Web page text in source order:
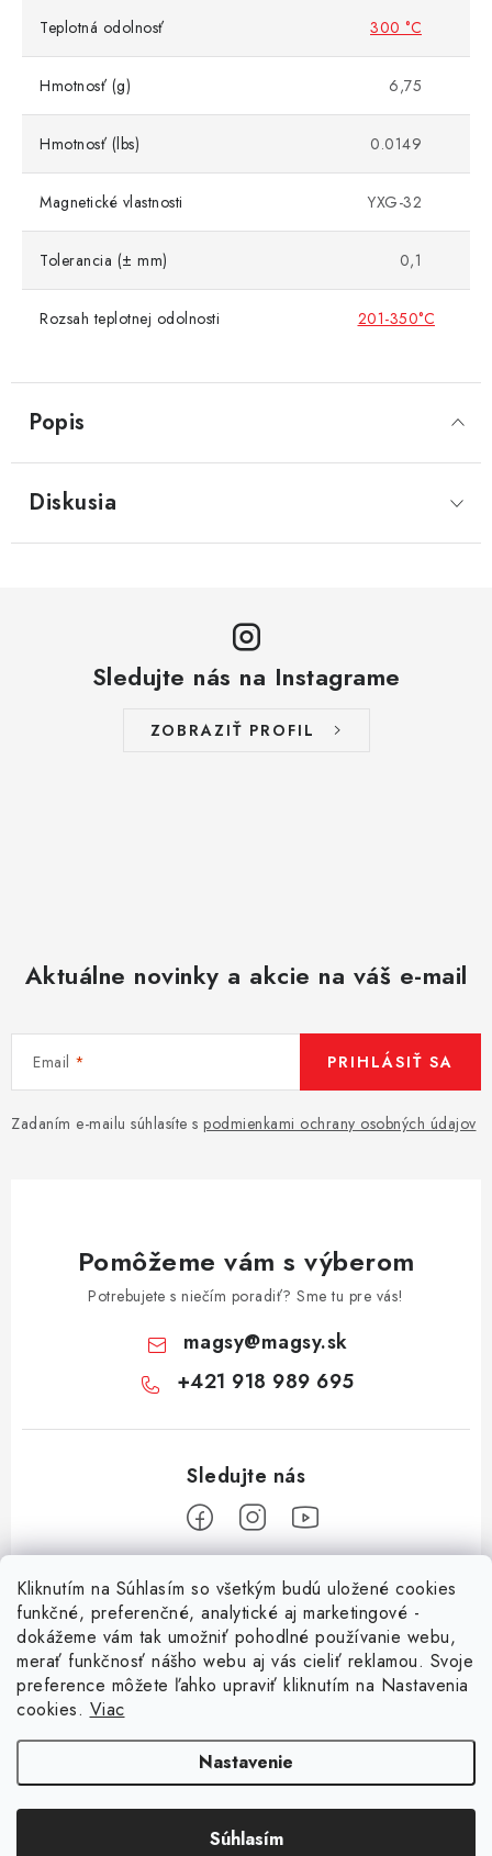
Kliknutím na Súhlasím so všetkým budú uložené cookies
funkčné, preferenčné, analytické aj marketingové -
dokážeme vám tak umožniť pohodlné používanie webu,
merať funkčnosť nášho webu aj vás cieliť reklamou. Svoje
preference môžete ľahko upraviť kliknutím na Nastavenia
cookies. Viac
Nastavenie
Súhlasím
Popis
Teplotná odolnosť 300 °C
Hmotnosť (g) 6,75
Hmotnosť (lbs) 0.0149
Magnetické vlastnosti YXG-32
Tolerancia (± mm) 0,1
Rozsah teplotnej odolnosti 201-350°C
Diskusia
Sledujte nás na Instagrame
ZOBRAZIŤ PROFIL
Aktuálne novinky a akcie na váš e-mail
Email
Zadaním e-mailu súhlasíte s podmienkami ochrany osobných údajov
PRIHLÁSIŤ SA
Pomôžeme vám s výberom
Potrebujete s niečím poradiť? Sme tu pre vás!
magsy@magsy.sk
+421 918 989 695
Informácie pre vás
O nás
Obchodné podmienky
Facebook
. Všetky práva vyhradené.